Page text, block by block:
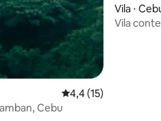
4,4 de uma avaliação
4,4 (15)
Cebu
Vila ⋅
Vila